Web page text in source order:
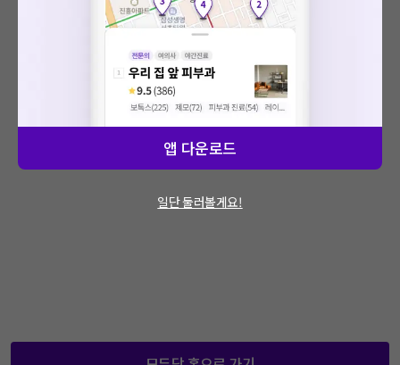
: 에러가 발생했습니다.
문제가 지속적으로 발생할 경우 모두닥 채널톡
을 통해 문의해주세요.
앱 다운로드
일단 둘러볼게요!